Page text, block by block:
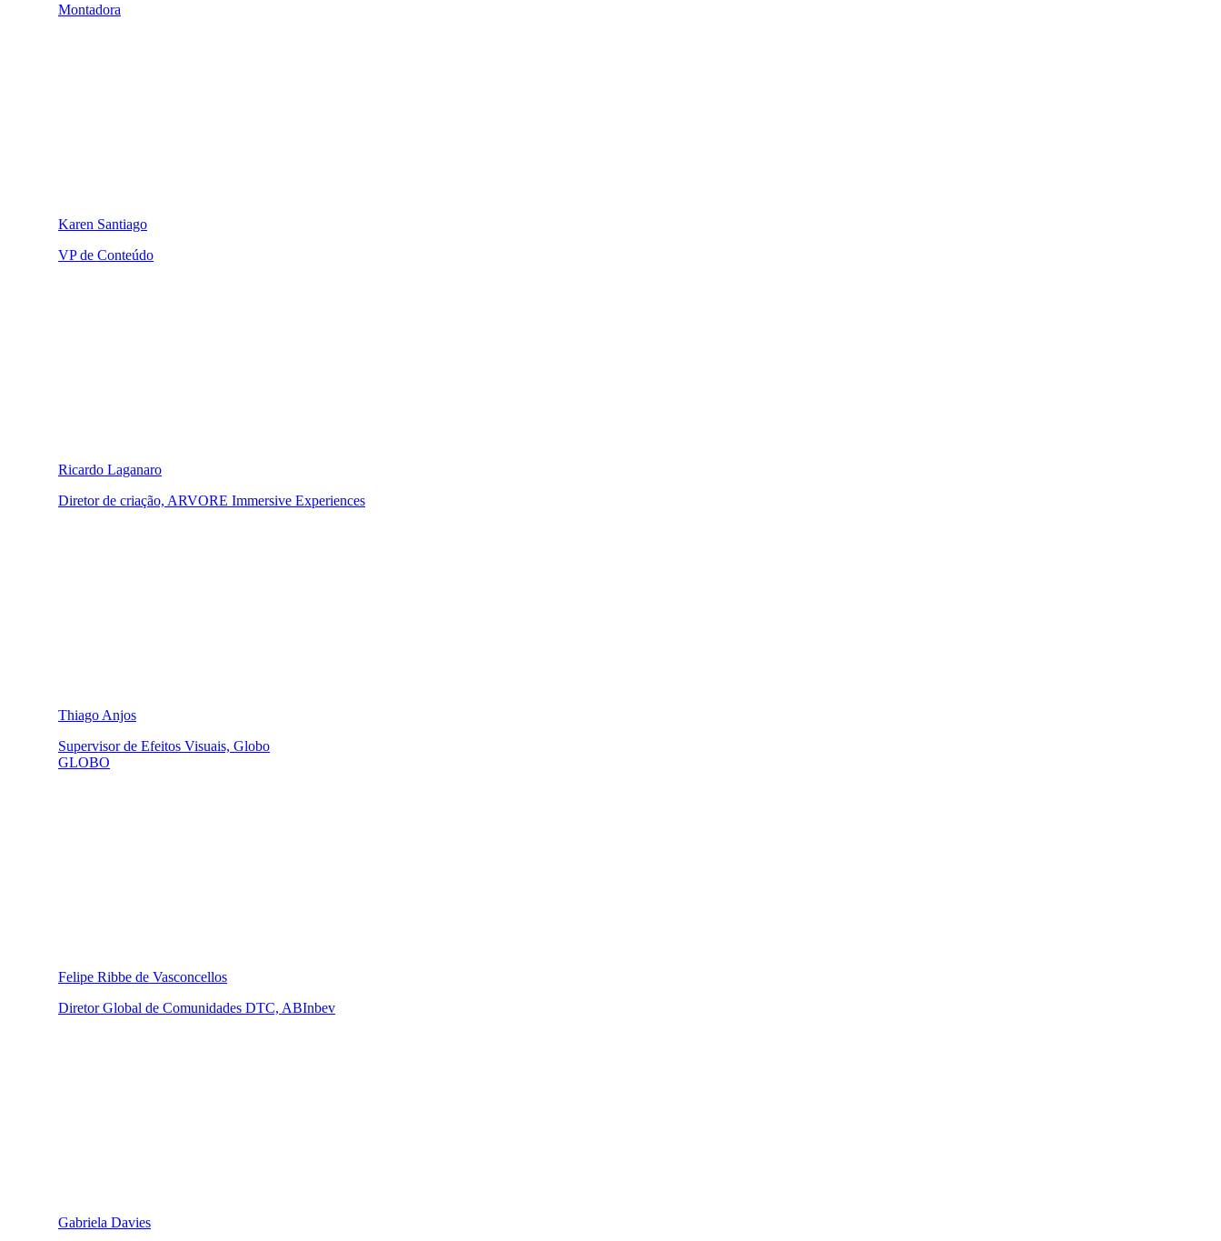
Montadora
Karen Santiago
VP de Conteúdo
Ricardo Laganaro
Diretor de criação, ARVORE Immersive Experiences
Thiago Anjos
Supervisor de Efeitos Visuais, Globo
GLOBO
Felipe Ribbe de Vasconcellos
Diretor Global de Comunidades DTC, ABInbev
Gabriela Davies